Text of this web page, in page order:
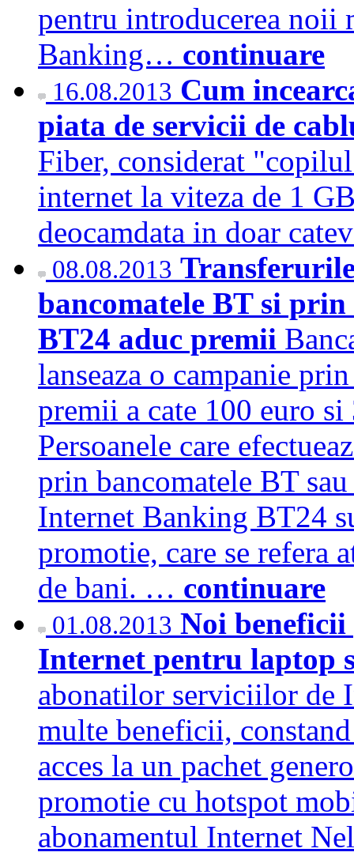
pentru introducerea noii
Banking… continuare
16.08.2013 Cum
piata de servicii de
Fiber, considerat
internet la viteza de 1
deocamdata in doar
08.08.2013
bancomatele BT si
BT24 aduc premii
lanseaza o campanie
premii a cate 100 euro
Persoanele care
prin bancomatele BT
Internet Banking BT24
promotie, care se refera
de bani. … continuare
01.08.2013 Noi
Internet pentru laptop
abonatilor serviciilor de
multe beneficii,
acces la un pachet
promotie cu hotspot
abonamentul Internet